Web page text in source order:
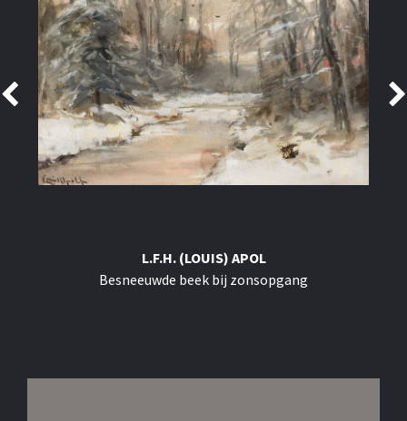
L.F.H. (LOUIS) APOL
Besneeuwde beek bij zonsopgang